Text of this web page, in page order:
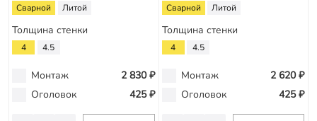
Сварной Литой
Толщина стенки
4 4.5
Монтаж
2 830 ₽
Оголовок
425 ₽
Сварной Литой
Толщина стенки
4 4.5
Монтаж
2 620 ₽
Оголовок
425 ₽